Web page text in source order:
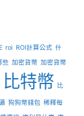
roi ROI計算公式 什
些 加密貨幣 加密貨幣
比特幣 比
狗狗幣錢包 稀釋每